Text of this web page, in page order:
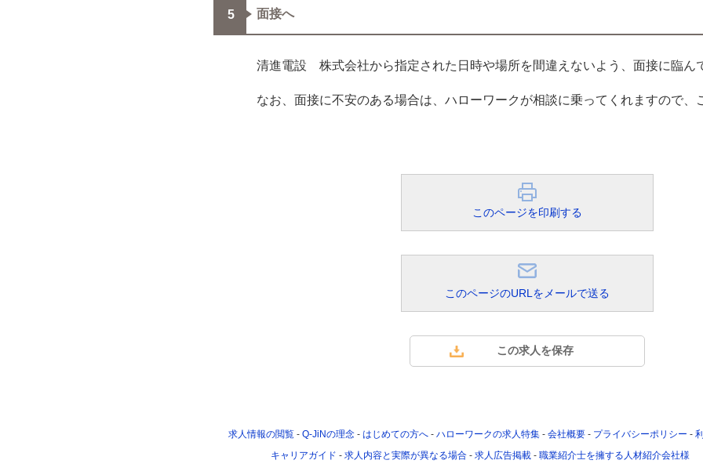
面接へ
清進電設 株式会社から指定された日時や場所を間違えないよう、面接に臨ん
なお、面接に不安のある場合は、ハローワークが相談に乗ってくれますので、
このページを印刷する
このページのURLをメールで送る
求人情報の閲覧- Q-JiNの理念- はじめての方へ- ハローワークの求人特集- 会社概要- プライバシーポリシー -
キャリアガイド - 求人内容と実際が異なる場合 - 求人広告掲載 - 職業紹介士を擁する人材紹介会社様